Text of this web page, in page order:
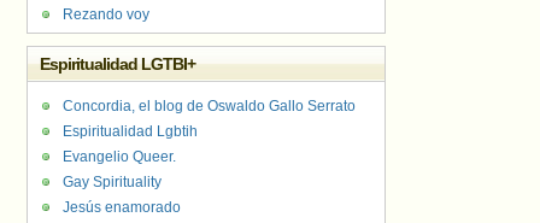
Rezando voy
Espiritualidad LGTBI+
Concordia, el blog de Oswaldo Gallo Serrato
Espiritualidad Lgbtih
Evangelio Queer.
Gay Spirituality
Jesús enamorado